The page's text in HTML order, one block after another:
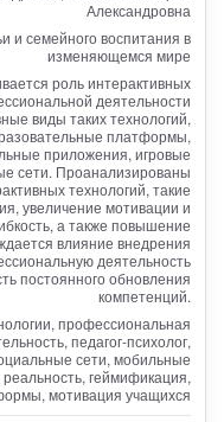
Александровна
и семейного воспитания в
изменяющемся мире
роль интерактивных
деятельности
виды таких технологий,
платформы,
приложения, игровые
сети. Проанализированы
технологий, такие
увеличение мотивации и
а также повышение
влияние внедрения
деятельность
постоянного обновления
компетенций.
профессиональная
педагог-психолог,
сети, мобильные
геймификация,
мотивация учащихся